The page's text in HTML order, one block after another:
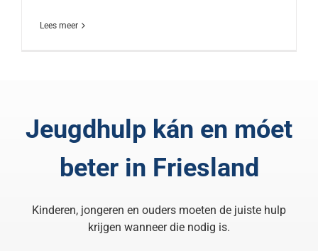
Lees meer
Jeugdhulp kán en móet
beter in Friesland
Kinderen, jongeren en ouders moeten de juiste hulp
krijgen wanneer die nodig is.